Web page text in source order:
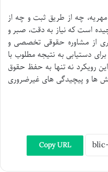
مهریه، چه از طریق ثبت و چه از
است که نیاز به دقت، صبر و
از مشاوره حقوقی تخصصی و
برای دستیابی به نتیجه مطلوب با
رویکرد نه تنها به حفظ حقوق
ها و پیچیدگی های غیرضروری
Copy URL